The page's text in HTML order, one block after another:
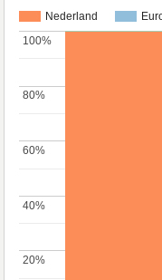
Nederland
20%
20%
40%
40%
60%
60%
80%
80%
100%
100%